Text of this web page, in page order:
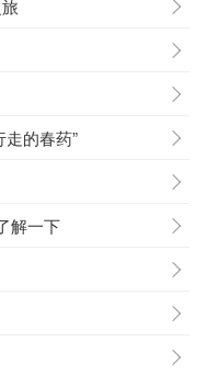
的春药”
解一下